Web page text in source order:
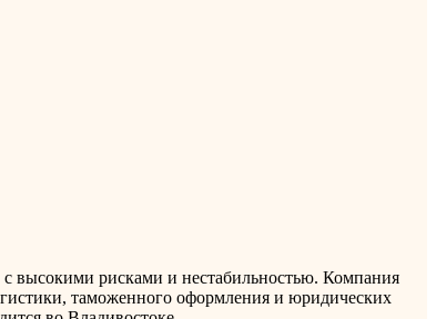
высокими рисками и нестабильностью. Компания
таможенного оформления и юридических